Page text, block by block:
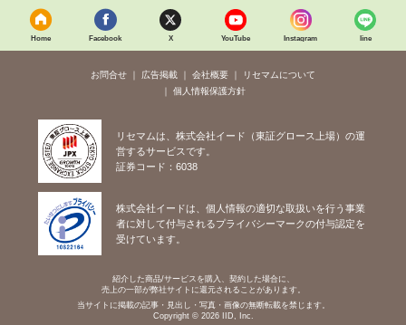
Home Facebook X YouTube Instagram line
お問合せ 広告掲載 会社概要
リセマムについて
個人情報保護方針
リセマムは、株式会社イード（東証グロース上場）の運
営するサービスです。
証券コード：6038
株式会社イードは、個人情報の適切な取扱いを行う事業
者に対して付与されるプライバシーマークの付与認定を
受けています。
紹介した商品/サービスを購入、契約した場合に、
売上の一部が弊社サイトに還元されることがあります。
当サイトに掲載の記事・見出し・写真・画像の無断転載を禁じます。
Copyright © 2026 IID, Inc.